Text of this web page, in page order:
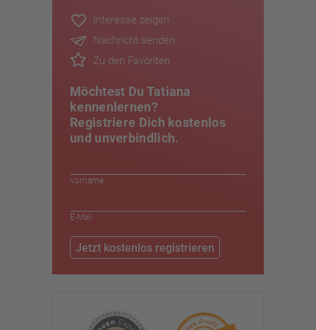
Interesse zeigen
Nachricht senden
Möchtest Du Tatiana
kennenlernen?
Registriere Dich kostenlos
und unverbindlich.
Vorname
E-Mail
Jetzt kostenlos registrieren